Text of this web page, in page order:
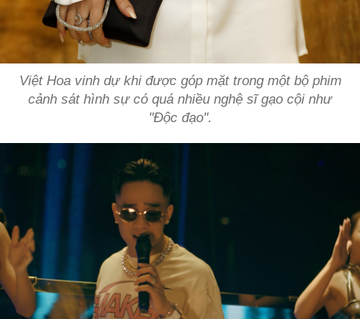
Việt Hoa vinh dự khi được góp mặt trong một bộ phim
cảnh sát hình sự có quá nhiều nghệ sĩ gạo cội như
"Độc đạo".